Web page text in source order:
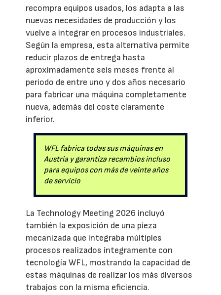
recompra equipos usados, los adapta a las
nuevas necesidades de producción y los
vuelve a integrar en procesos industriales.
Según la empresa, esta alternativa permite
reducir plazos de entrega hasta
aproximadamente seis meses frente al
periodo de entre uno y dos años necesario
para fabricar una máquina completamente
nueva, además del coste claramente
inferior.
WFL fabrica todas sus máquinas en
Austria y garantiza recambios incluso
para equipos con más de veinte años
de servicio
La Technology Meeting 2026 incluyó
también la exposición de una pieza
mecanizada que integraba múltiples
procesos realizados íntegramente con
tecnología WFL, mostrando la capacidad de
estas máquinas de realizar los más diversos
trabajos con la misma eficiencia.